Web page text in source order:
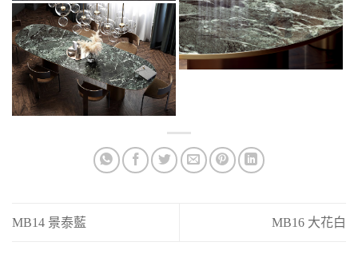
MB14 景泰藍 MB16 大花白